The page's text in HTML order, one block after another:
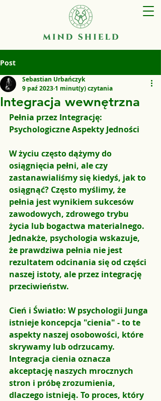
Post
Integracja wewnętrzna
Sebastian Urbańczyk
9 paź 20231 minut(y) czytania
Pełnia przez Integrację:
Psychologiczne Aspekty Jedności
W życiu często dążymy do
osiągnięcia pełni, ale czy
zastanawialiśmy się kiedyś, jak to
osiągnąć? Często myślimy, że
pełnia jest wynikiem sukcesów
zawodowych, zdrowego trybu
życia lub bogactwa materialnego.
Jednakże, psychologia wskazuje,
że prawdziwa pełnia nie jest
rezultatem odcinania się od części
naszej istoty, ale przez integrację
przeciwieństw.
Cień i Światło: W psychologii Junga
istnieje koncepcja "cienia" - to te
aspekty naszej osobowości, które
skrywamy lub odrzucamy.
Integracja cienia oznacza
akceptację naszych mrocznych
stron i próbę zrozumienia,
dlaczego istnieją. To proces, który